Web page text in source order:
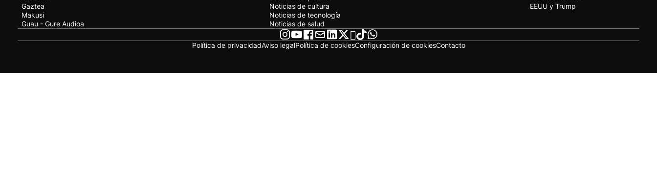
Gaztea
Makusi
Guau - Gure Audioa
Noticias de cultura
Noticias de tecnología
Noticias de salud
EEUU y Trump
Política de privacidadAviso legalPolítica de cookiesConfiguración de cookiesContacto